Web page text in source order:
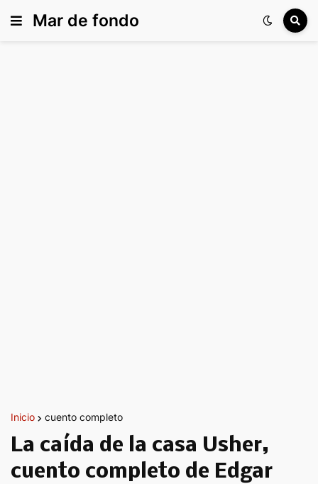
Mar de fondo
Inicio cuento completo
La caída de la casa Usher,
cuento completo de Edgar